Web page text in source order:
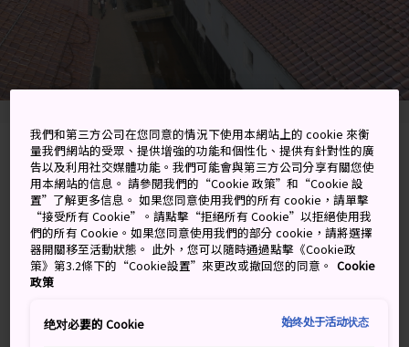
Kurayoshi-shi, Tottori-ken
在 Google 地圖上檢視
取得轉乘資訊
我們和第三方公司在您同意的情況下使用本網站上的 cookie 來衡
量我們網站的受眾、提供增強的功能和個性化、提供有針對性的廣
告以及利用社交媒體功能。我們可能會與第三方公司分享有關您使
用本網站的信息。 請參閱我們的“Cookie 政策”和“Cookie 設
置”了解更多信息。 如果您同意使用我們的所有 cookie，請單擊
“接受所有 Cookie”。請點擊“拒絕所有 Cookie”以拒絕使用我
們的所有 Cookie。如果您同意使用我們的部分 cookie，請將選擇
器開關移至活動狀態。 此外，您可以隨時通過點擊《Cookie政
策》第3.2條下的“Cookie設置”來更改或撤回您的同意。 Cookie
政策
绝对必要的 Cookie 始终处于活动状态